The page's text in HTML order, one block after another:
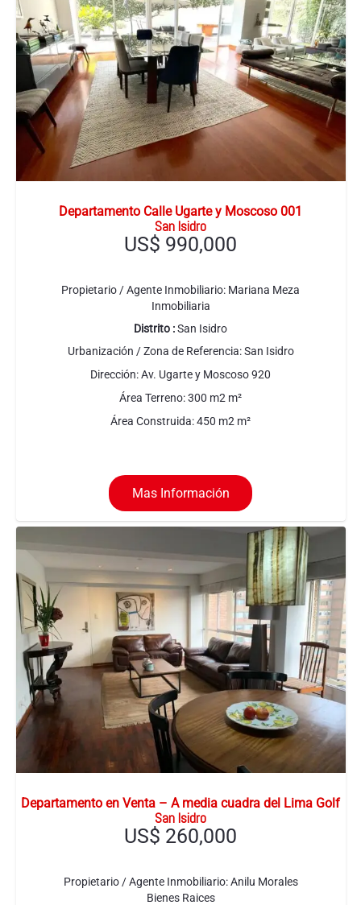
Departamento Calle Ugarte y Moscoso 001
San Isidro
US$ 990,000
Propietario / Agente Inmobiliario: Mariana Meza
Inmobiliaria
Distrito :San Isidro
Urbanización / Zona de Referencia:San Isidro
Dirección:Av. Ugarte y Moscoso 920
Área Terreno:300 m2 m²
Área Construida:450 m2 m²
Mas Información
Departamento en Venta – A media cuadra del Lima Golf
San Isidro
US$ 260,000
Propietario / Agente Inmobiliario:Anilu Morales
Bienes Raices